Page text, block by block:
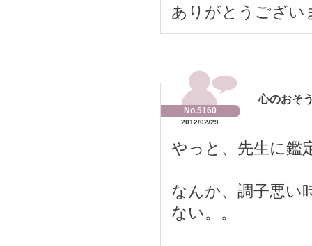
ありがとうござい
心のおそ
No.5160
2012/02/29
やっと、先生に鑑
なんか、調子悪い
ない。。